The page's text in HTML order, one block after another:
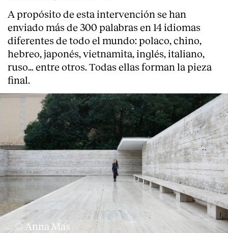
A propósito de esta intervención se han
enviado más de 300 palabras en 14 idiomas
diferentes de todo el mundo: polaco, chino,
hebreo, japonés, vietnamita, inglés, italiano,
ruso… entre otros. Todas ellas forman la pieza
final.
© Anna Mas